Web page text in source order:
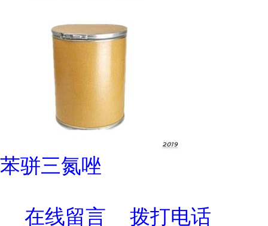
苯骈三氮唑
在线留言 拨打电话